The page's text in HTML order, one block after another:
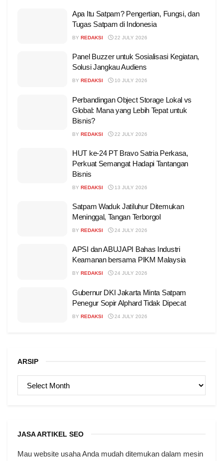
Apa Itu Satpam? Pengertian, Fungsi, dan
Tugas Satpam di Indonesia
BY REDAKSI 22 JULY 2026
Panel Buzzer untuk Sosialisasi Kegiatan,
Solusi Jangkau Audiens
BY REDAKSI 10 JULY 2026
Perbandingan Object Storage Lokal vs
Global: Mana yang Lebih Tepat untuk
Bisnis?
BY REDAKSI 22 JULY 2026
HUT ke-24 PT Bravo Satria Perkasa,
Perkuat Semangat Hadapi Tantangan
Bisnis
BY REDAKSI 13 JULY 2026
Satpam Waduk Jatiluhur Ditemukan
Meninggal, Tangan Terborgol
BY REDAKSI 24 JULY 2026
APSI dan ABUJAPI Bahas Industri
Keamanan bersama PIKM Malaysia
BY REDAKSI 24 JULY 2026
Gubernur DKI Jakarta Minta Satpam
Penegur Sopir Alphard Tidak Dipecat
BY REDAKSI 24 JULY 2026
ARSIP
JASA ARTIKEL SEO
Mau website usaha Anda mudah ditemukan dalam mesin